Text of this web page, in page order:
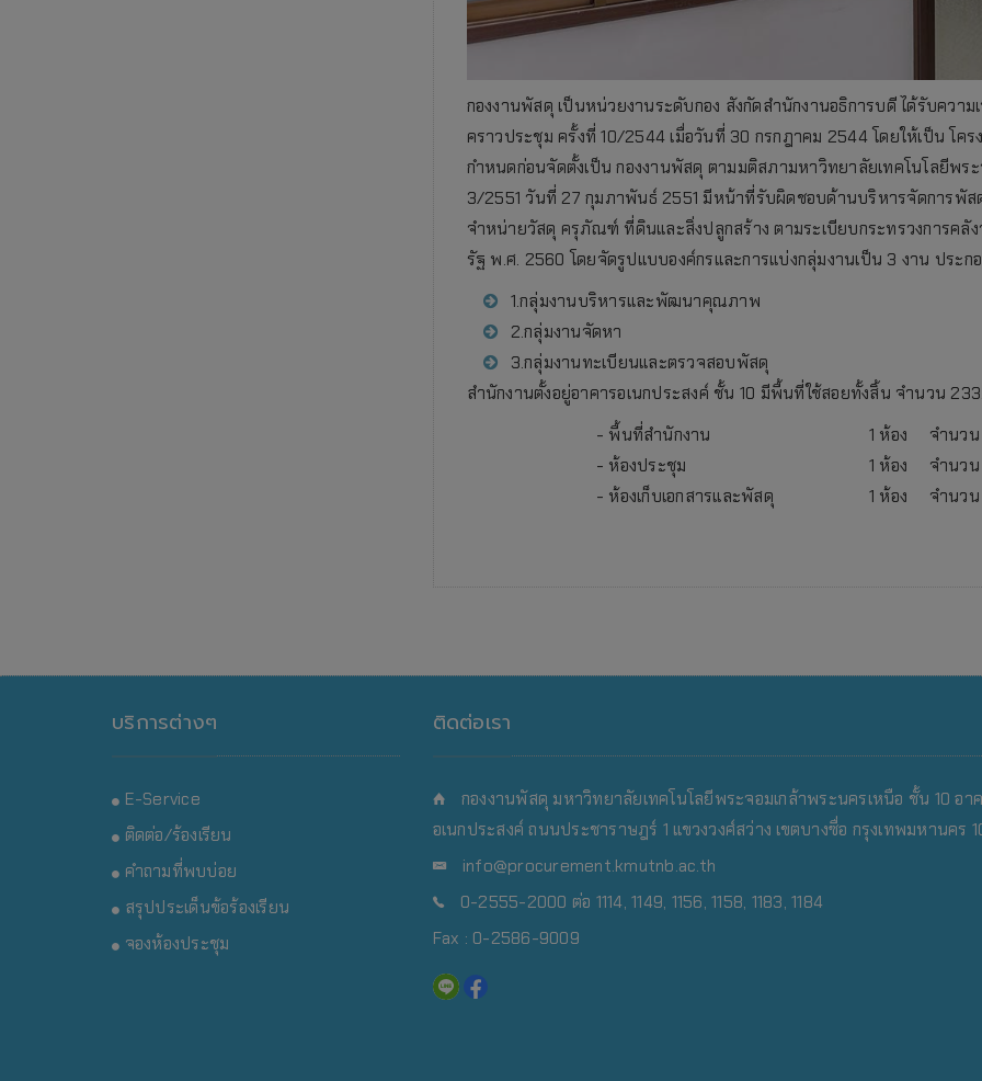
กองงานพัสดุ เป็นหน่วยงานระดับกอง สังกัดสำนักงานอธิการบดี ได้รับควา
คราวประชุม ครั้งที่ 10/2544 เมื่อวันที่ 30 กรกฎาคม 2544 โดยให้เป็น โค
กำหนดก่อนจัดตั้งเป็น กองงานพัสดุ ตามมติสภามหาวิทยาลัยเทคโนโลยีพร
3/2551 วันที่ 27 กุมภาพันธ์ 2551 มีหน้าที่รับผิดชอบด้านบริหารจัดการพัส
จำหน่ายวัสดุ ครุภัณฑ์ ที่ดินและสิ่งปลูกสร้าง ตามระเบียบกระทรวงการคลั
รัฐ พ.ศ. 2560 โดยจัดรูปแบบองค์กรและการแบ่งกลุ่มงานเป็น 3 งาน ประก
1.กลุ่มงานบริหารและพัฒนาคุณภาพ
2.กลุ่มงานจัดหา
3.กลุ่มงานทะเบียนและตรวจสอบพัสดุ
สำนักงานตั้งอยู่อาคารอเนกประสงค์ ชั้น 10 มีพื้นที่ใช้สอยทั้งสิ้น จำนวน
- พื้นที่สำนักงาน
1 ห้อง
จำนวน
- ห้องประชุม
1 ห้อง
จำนวน
- ห้องเก็บเอกสารและพัสดุ
1 ห้อง จำนวน
บริการต่างๆ
E-Service
ติดต่อ/ร้องเรียน
คำถามที่พบบ่อย
สรุปประเด็นข้อร้องเรียน
จองห้องประชุม
ติดต่อเรา
กองงานพัสดุ มหาวิทยาลัยเทคโนโลยีพระจอมเกล้าพระนครเหนือ ชั้น 10 อา
อเนกประสงค์ ถนนประชาราษฎร์ 1 แขวงวงศ์สว่าง เขตบางซื่อ กรุงเทพมหานคร
info@procurement.kmutnb.ac.th
0-2555-2000 ต่อ 1114, 1149, 1156, 1158, 1183, 1184
Fax : 0-2586-9009